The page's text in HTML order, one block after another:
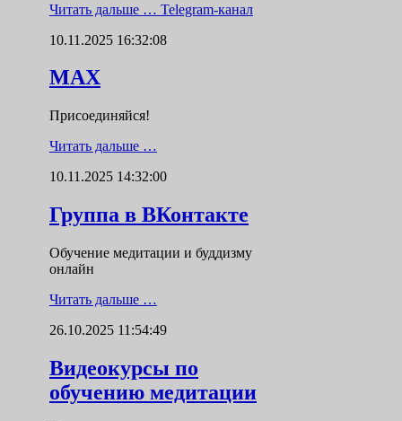
Читать дальше … Telegram-канал
10.11.2025 16:32:08
MAX
Присоединяйся!
Читать дальше …
10.11.2025 14:32:00
Группа в ВКонтакте
Обучение медитации и буддизму
онлайн
Читать дальше …
26.10.2025 11:54:49
Видеокурсы по
обучению медитации